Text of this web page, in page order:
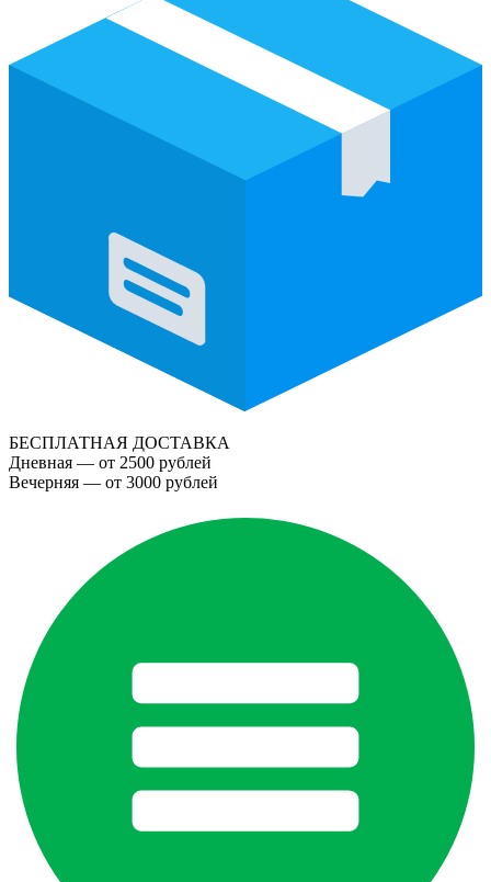
БЕСПЛАТНАЯ ДОСТАВКА
Дневная — от 2500 рублей
Вечерняя — от 3000 рублей